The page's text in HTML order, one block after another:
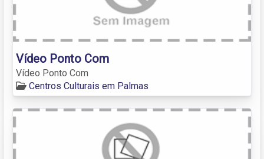
Vídeo Ponto Com
Vídeo Ponto Com
Centros Culturais em Palmas